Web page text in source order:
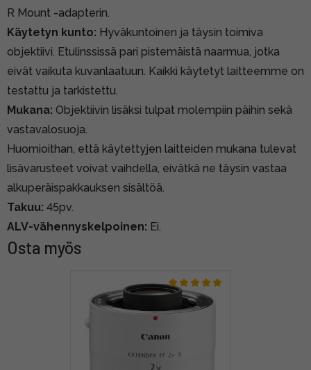
R Mount -adapterin.
Käytetyn kunto: Hyväkuntoinen ja täysin toimiva
objektiivi. Etulinssissä pari pistemäistä naarmua, jotka
eivät vaikuta kuvanlaatuun. Kaikki käytetyt laitteemme on
testattu ja tarkistettu.
Mukana: Objektiivin lisäksi tulpat molempiin päihin sekä
vastavalosuoja.
Huomioithan, että käytettyjen laitteiden mukana tulevat
lisävarusteet voivat vaihdella, eivätkä ne täysin vastaa
alkuperäispakkauksen sisältöä.
Takuu: 45pv.
ALV-vähennyskelpoinen: Ei.
Osta myös